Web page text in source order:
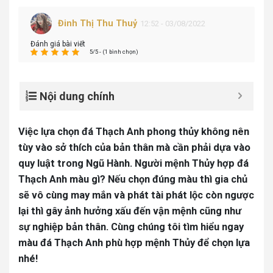
Đinh Thị Thu Thuỷ 12:52 - 03/08/2022
Đánh giá bài viết
5/5 - (1 bình chọn)
Nội dung chính
Việc lựa chọn đá Thạch Anh phong thủy không nên
tùy vào sở thích của bản thân mà cần phải dựa vào
quy luật trong Ngũ Hành. Người mệnh Thủy hợp đá
Thạch Anh màu gì? Nếu chọn đúng màu thì gia chủ
sẽ vô cùng may mắn và phát tài phát lộc còn ngược
lại thì gây ảnh hưởng xấu đến vận mệnh cũng như
sự nghiệp bản thân. Cùng chúng tôi tìm hiểu ngay
màu đá Thạch Anh phù hợp mệnh Thủy để chọn lựa
nhé!